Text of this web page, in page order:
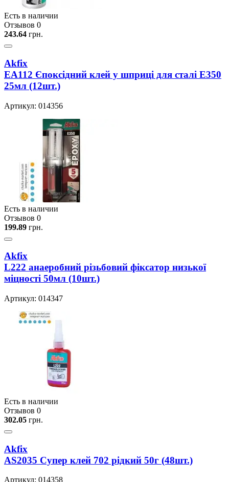
Есть в наличии
Отзывов 0
243.64 грн.
Akfix
EA112 Єпоксiдний клей у шприцi для сталi Е350
25мл (12шт.)
Артикул: 014356
Есть в наличии
Отзывов 0
199.89 грн.
Akfix
L222 анаеробний рiзьбовий фiксатор низької
мiцностi 50мл (10шт.)
Артикул: 014347
Есть в наличии
Отзывов 0
302.05 грн.
Akfix
AS2035 Супер клей 702 рiдкий 50г (48шт.)
Артикул: 014358